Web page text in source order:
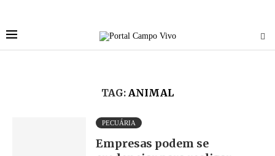
TAG: ANIMAL
PECUÁRIA
Empresas podem se